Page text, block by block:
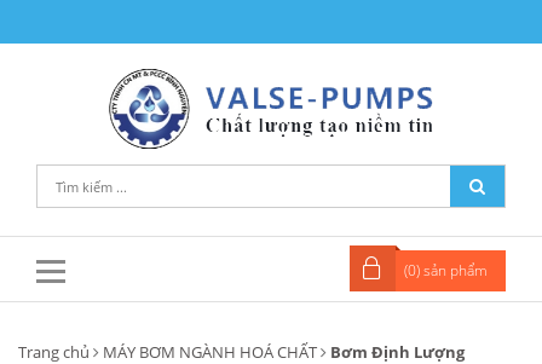
(0) sản phẩm
Trang chủ MÁY BƠM NGÀNH HOÁ CHẤT
Bơm Định Lượng